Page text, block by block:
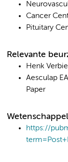
Cancer
Pituitary
Relevante
Henk
Aesculap
Paper
https://